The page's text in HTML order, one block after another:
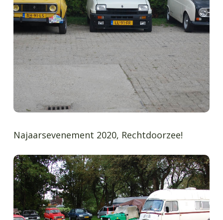
Najaarsevenement 2020, Rechtdoorzee!